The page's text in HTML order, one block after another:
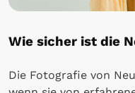
Wie sicher ist die
Die Fotografie von